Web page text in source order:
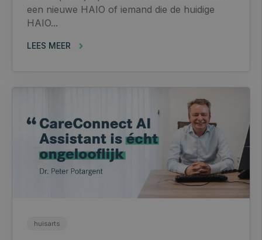
een nieuwe HAIO of iemand die de huidige
HAIO...
LEES MEER
huisarts